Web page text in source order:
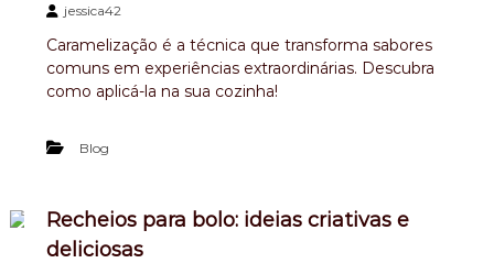
jessica42
Caramelização é a técnica que transforma sabores
comuns em experiências extraordinárias. Descubra
como aplicá-la na sua cozinha!
Blog
Recheios para bolo: ideias criativas e
deliciosas